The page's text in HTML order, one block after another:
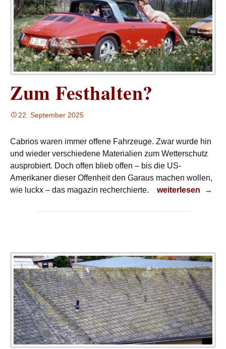
Zum Festhalten?
22. September 2025
Cabrios waren immer offene Fahrzeuge. Zwar wurde hin
und wieder verschiedene Materialien zum Wetterschutz
ausprobiert. Doch offen blieb offen – bis die US-
Amerikaner dieser Offenheit den Garaus machen wollen,
wie luckx – das magazin recherchierte.
Zum Festhalten?
weiterlesen →